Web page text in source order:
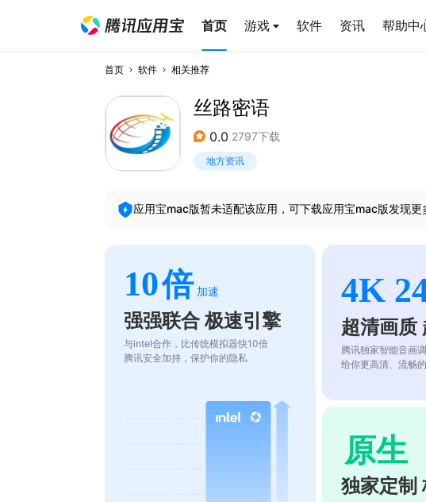
首页 游戏 软件 资讯 帮助中
首页 软件 相关推荐
丝路密语
0.0 2797下载
地方资讯
应用宝mac版暂未适配该应用，可下载应用宝mac版发现更
10倍 加速
强强联合 极速引擎
与intel合作，比传统模拟器快10倍
腾讯安全加持，保护你的隐私
4K
超清画质
腾讯独家智能音画
给你更高清、流畅
原生
独家定制